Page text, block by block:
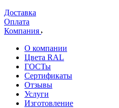
Доставка
Оплата
Компания
О компании
Цвета RAL
ГОСТы
Сертификаты
Отзывы
Услуги
Изготовление